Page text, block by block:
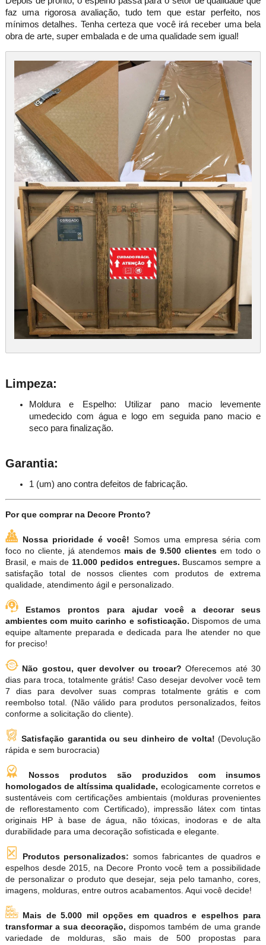
faz uma rigorosa avaliação, tudo tem que estar perfeito, nos
mínimos detalhes. Tenha certeza que você irá receber uma bela
obra de arte, super embalada e de uma qualidade sem igual!
Limpeza:
Moldura e Espelho: Utilizar pano macio levemente
umedecido com água e logo em seguida pano macio e
seco para finalização.
Garantia:
1 (um) ano contra defeitos de fabricação.
Por que comprar na Decore Pronto?
Nossa prioridade é você! Somos uma empresa séria com
foco no cliente, já atendemos mais de 9.500 clientes em todo o
Brasil, e mais de11.000 pedidos entregues. Buscamos sempre a
satisfação total de nossos clientes com produtos de extrema
qualidade, atendimento ágil e personalizado.
Estamos prontos para ajudar você a decorar seus
ambientes com muito carinho e sofisticação. Dispomos de uma
equipe altamente preparada e dedicada para lhe atender no que
for preciso!
Não gostou, quer devolver ou trocar?Oferecemos até 30
dias para troca, totalmente grátis! Caso desejar devolver você tem
7 dias para devolver suas compras totalmente grátis e com
reembolso total. (Não válido para produtos personalizados, feitos
conforme a solicitação do cliente).
Satisfação garantida ou seu dinheiro de volta!(Devolução
rápida e sem burocracia)
Nossos produtos são produzidos com insumos
homologados de altíssima qualidade, ecologicamente corretos e
sustentáveis com certificações ambientais (molduras provenientes
de reflorestamento com Certificado), impressão látex com tintas
originais HP à base de água, não tóxicas, inodoras e de alta
durabilidade para uma decoração sofisticada e elegante.
Produtos personalizados: somos fabricantes de quadros e
espelhos desde 2015, na Decore Pronto você tem a possibilidade
de personalizar o produto que desejar, seja pelo tamanho, cores,
imagens, molduras, entre outros acabamentos. Aqui você decide!
Mais de 5.000 mil opções em quadros e espelhos para
transformar a sua decoração, dispomos também de uma grande
variedade de molduras, são mais de 500 propostas para